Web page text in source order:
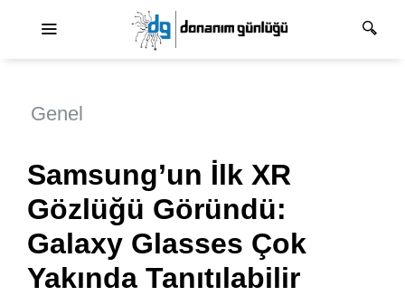
Genel
Samsung’un İlk XR
Gözlüğü Göründü:
Galaxy Glasses Çok
Yakında Tanıtılabilir